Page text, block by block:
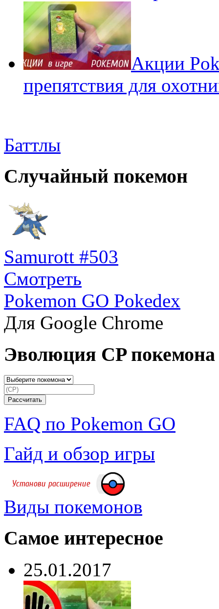
Акции
препятствия для
Баттлы
Случайный покемон
Samurott #503
Смотреть
Pokemon GO Pokedex
Для Google Chrome
Эволюция CP покемона
FAQ по Pokemon GO
Гайд и обзор игры
Виды покемонов
Самое интересное
25.01.2017